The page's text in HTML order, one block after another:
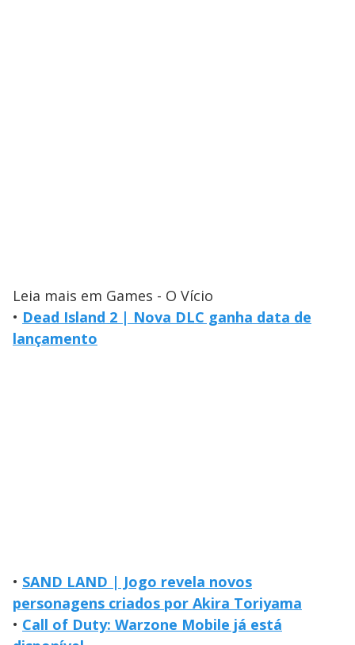
Leia mais em Games - O Vício
• Dead Island 2 | Nova DLC ganha data de
lançamento
• SAND LAND | Jogo revela novos
personagens criados por Akira Toriyama
• Call of Duty: Warzone Mobile já está